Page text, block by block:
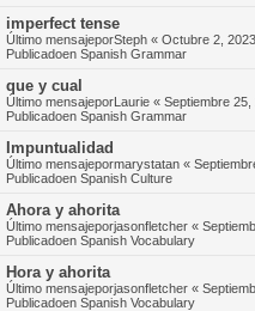
imperfect tense
Último mensajeporSteph « Octubre 2,
Publicadoen Spanish Grammar
que y cual
Último mensajeporLaurie « Septiembre
Publicadoen Spanish Grammar
Impuntualidad
Último mensajepormarystatan «
Publicadoen Spanish Culture
Ahora y ahorita
Último mensajeporjasonfletcher «
Publicadoen Spanish Vocabulary
Hora y ahorita
Último mensajeporjasonfletcher «
Publicadoen Spanish Vocabulary